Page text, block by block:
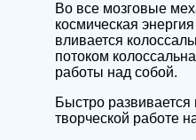
Во все мозговые
космическая
вливается
потоком
работы над собой.
Быстро
творческой работе